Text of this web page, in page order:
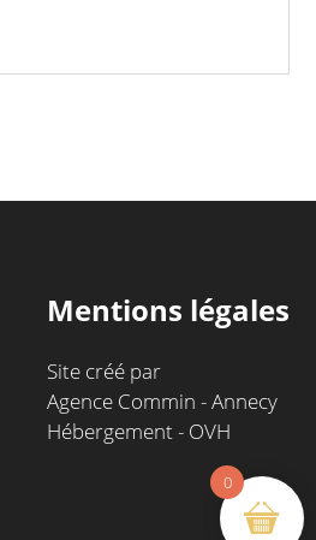
Mentions légales
Site créé par
Agence Commin - Annecy
Hébergement - OVH
0